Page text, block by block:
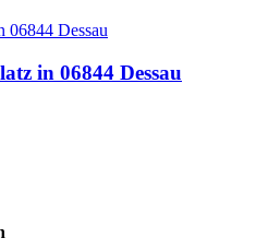
in 06844 Dessau